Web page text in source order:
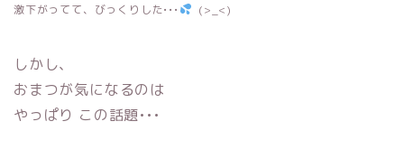
激下がってて、びっくりした•••
(>_<)
しかし、
おまつが気になるのは
やっぱり この話題•••